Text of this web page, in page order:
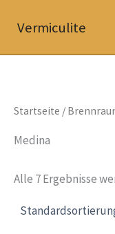
InhaltVermiculite
Startseite /
Medina
Alle 7 Ergebnisse